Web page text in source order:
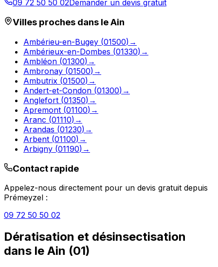
09 72 50 50 02Demander un devis gratuit
Villes proches dans leAin
Ambérieu-en-Bugey (01500) →
Ambérieux-en-Dombes (01330) →
Ambléon (01300) →
Ambronay (01500) →
Ambutrix (01500) →
Andert-et-Condon (01300) →
Anglefort (01350) →
Apremont (01100) →
Aranc (01110) →
Arandas (01230) →
Arbent (01100) →
Arbigny (01190) →
Contact rapide
Appelez-nous directement pour un devis gratuit depuis
Prémeyzel :
09 72 50 50 02
Dératisation et désinsectisation
dans le Ain (01)